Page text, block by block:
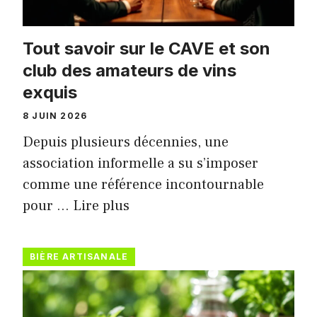
Tout savoir sur le CAVE et son
club des amateurs de vins
exquis
8 JUIN 2026
Depuis plusieurs décennies, une
association informelle a su s’imposer
comme une référence incontournable
pour … Lire plus
BIÈRE ARTISANALE